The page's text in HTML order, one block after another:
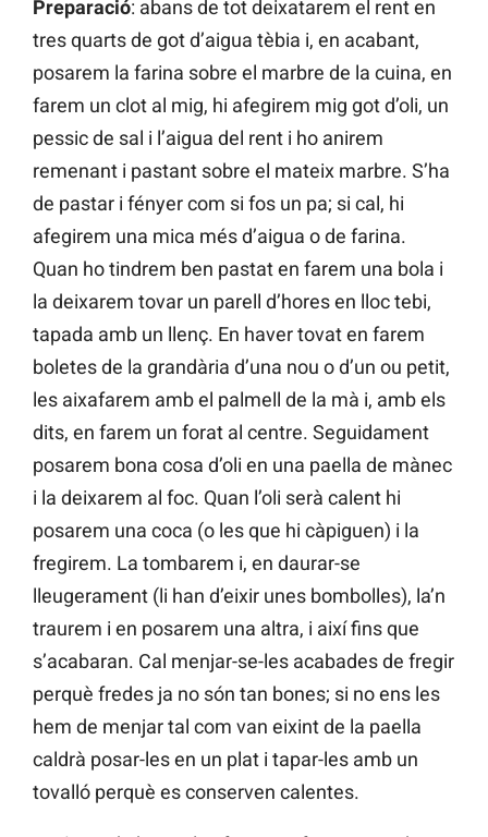
Preparació: abans de tot deixatarem el rent en
tres quarts de got d’aigua tèbia i, en acabant,
posarem la farina sobre el marbre de la cuina, en
farem un clot al mig, hi afegirem mig got d’oli, un
pessic de sal i l’aigua del rent i ho anirem
remenant i pastant sobre el mateix marbre. S’ha
de pastar i fényer com si fos un pa; si cal, hi
afegirem una mica més d’aigua o de farina.
Quan ho tindrem ben pastat en farem una bola i
la deixarem tovar un parell d’hores en lloc tebi,
tapada amb un llenç. En haver tovat en farem
boletes de la grandària d’una nou o d’un ou petit,
les aixafarem amb el palmell de la mà i, amb els
dits, en farem un forat al centre. Seguidament
posarem bona cosa d’oli en una paella de mànec
i la deixarem al foc. Quan l’oli serà calent hi
posarem una coca (o les que hi càpiguen) i la
fregirem. La tombarem i, en daurar-se
lleugerament (li han d’eixir unes bombolles), la’n
traurem i en posarem una altra, i així fins que
s’acabaran. Cal menjar-se-les acabades de fregir
perquè fredes ja no són tan bones; si no ens les
hem de menjar tal com van eixint de la paella
caldrà posar-les en un plat i tapar-les amb un
tovalló perquè es conserven calentes.